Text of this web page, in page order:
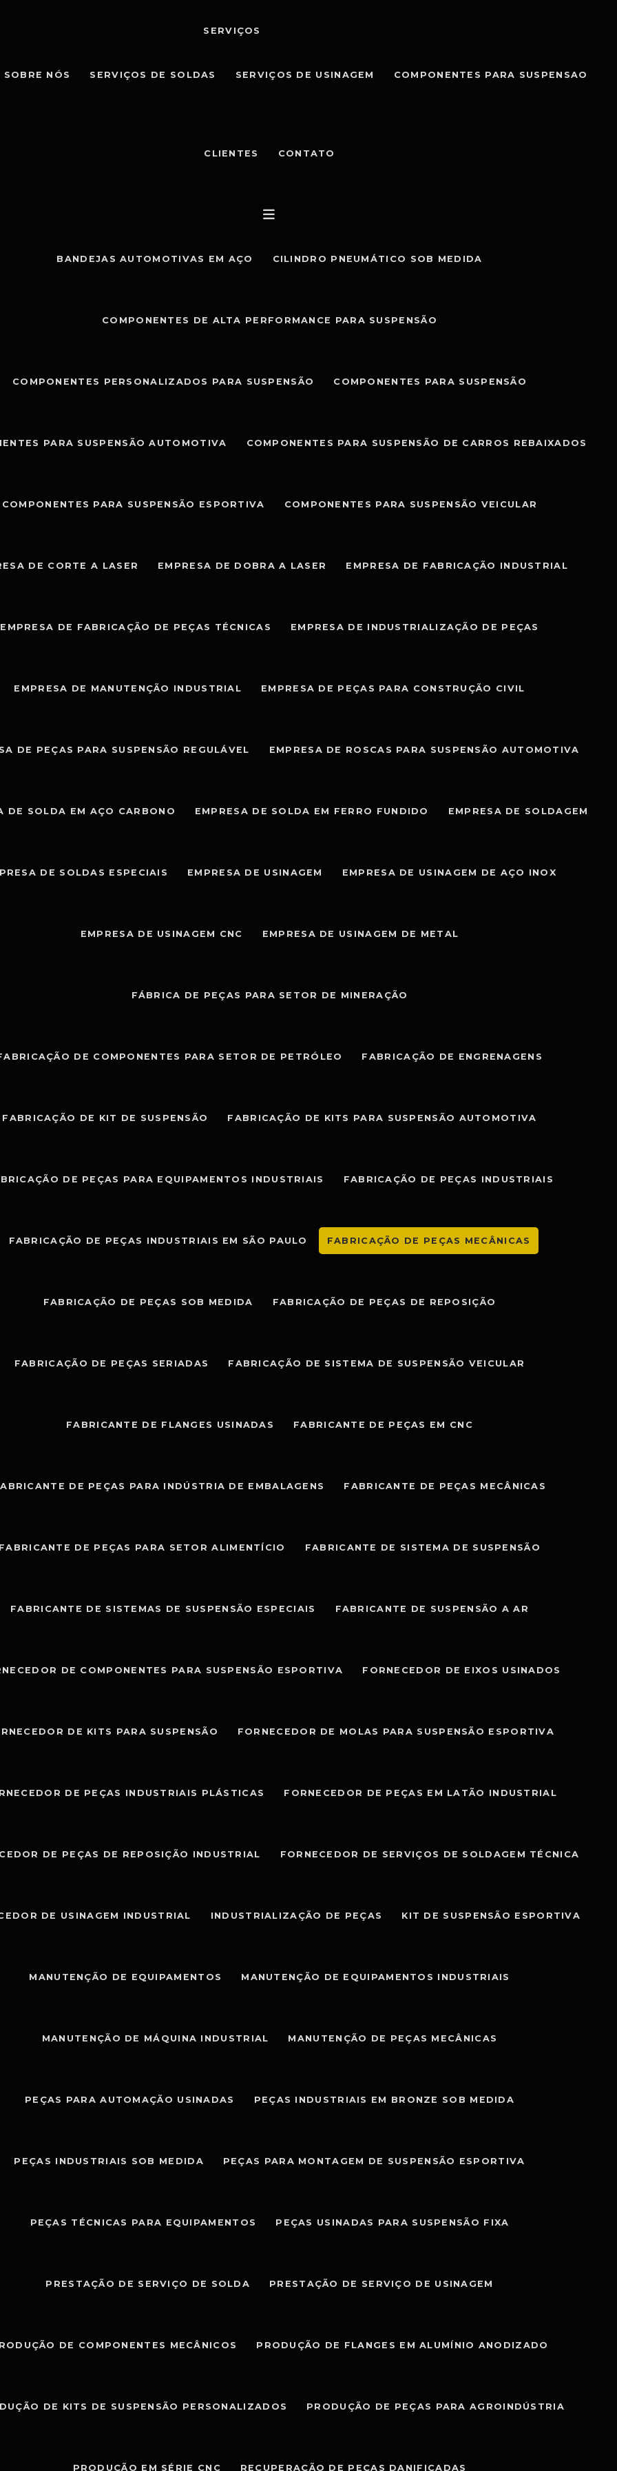
SOBRE NÓS
SERVIÇOS
SERVIÇOS DE SOLDAS SERVIÇOS DE USINAGEM COMPONENTES PARA SUSPENSAO
CLIENTES CONTATO
BANDEJAS AUTOMOTIVAS EM AÇO CILINDRO PNEUMÁTICO SOB MEDIDA
COMPONENTES DE ALTA PERFORMANCE PARA SUSPENSÃO
COMPONENTES PERSONALIZADOS PARA SUSPENSÃO COMPONENTES PARA SUSPENSÃO
PARA SUSPENSÃO AUTOMOTIVA COMPONENTES PARA SUSPENSÃO DE CARROS REBAIXADOS
COMPONENTES PARA SUSPENSÃO ESPORTIVA COMPONENTES PARA SUSPENSÃO VEICULAR
DE CORTE A LASER EMPRESA DE DOBRA A LASER EMPRESA DE FABRICAÇÃO INDUSTRIAL
EMPRESA DE FABRICAÇÃO DE PEÇAS TÉCNICAS EMPRESA DE INDUSTRIALIZAÇÃO DE PEÇAS
EMPRESA DE MANUTENÇÃO INDUSTRIAL EMPRESA DE PEÇAS PARA CONSTRUÇÃO CIVIL
DE PEÇAS PARA SUSPENSÃO REGULÁVEL EMPRESA DE ROSCAS PARA SUSPENSÃO AUTOMOTIVA
DE SOLDA EM AÇO CARBONO EMPRESA DE SOLDA EM FERRO FUNDIDO EMPRESA DE SOLDAGEM
DE SOLDAS ESPECIAIS EMPRESA DE USINAGEM EMPRESA DE USINAGEM DE AÇO INOX
EMPRESA DE USINAGEM CNC EMPRESA DE USINAGEM DE METAL
FÁBRICA DE PEÇAS PARA SETOR DE MINERAÇÃO
DE COMPONENTES PARA SETOR DE PETRÓLEO FABRICAÇÃO DE ENGRENAGENS
FABRICAÇÃO DE KIT DE SUSPENSÃO FABRICAÇÃO DE KITS PARA SUSPENSÃO AUTOMOTIVA
DE PEÇAS PARA EQUIPAMENTOS INDUSTRIAIS FABRICAÇÃO DE PEÇAS INDUSTRIAIS
FABRICAÇÃO DE PEÇAS INDUSTRIAIS EM SÃO PAULO FABRICAÇÃO DE PEÇAS MECÂNICAS
FABRICAÇÃO DE PEÇAS SOB MEDIDA FABRICAÇÃO DE PEÇAS DE REPOSIÇÃO
FABRICAÇÃO DE PEÇAS SERIADAS FABRICAÇÃO DE SISTEMA DE SUSPENSÃO VEICULAR
FABRICANTE DE FLANGES USINADAS FABRICANTE DE PEÇAS EM CNC
DE PEÇAS PARA INDÚSTRIA DE EMBALAGENS FABRICANTE DE PEÇAS MECÂNICAS
DE PEÇAS PARA SETOR ALIMENTÍCIO FABRICANTE DE SISTEMA DE SUSPENSÃO
FABRICANTE DE SISTEMAS DE SUSPENSÃO ESPECIAIS FABRICANTE DE SUSPENSÃO A AR
DE COMPONENTES PARA SUSPENSÃO ESPORTIVA FORNECEDOR DE EIXOS USINADOS
DE KITS PARA SUSPENSÃO FORNECEDOR DE MOLAS PARA SUSPENSÃO ESPORTIVA
DE PEÇAS INDUSTRIAIS PLÁSTICAS FORNECEDOR DE PEÇAS EM LATÃO INDUSTRIAL
DE PEÇAS DE REPOSIÇÃO INDUSTRIAL FORNECEDOR DE SERVIÇOS DE SOLDAGEM TÉCNICA
DE USINAGEM INDUSTRIAL INDUSTRIALIZAÇÃO DE PEÇAS KIT DE SUSPENSÃO ESPORTIVA
MANUTENÇÃO DE EQUIPAMENTOS MANUTENÇÃO DE EQUIPAMENTOS INDUSTRIAIS
MANUTENÇÃO DE MÁQUINA INDUSTRIAL MANUTENÇÃO DE PEÇAS MECÂNICAS
PEÇAS PARA AUTOMAÇÃO USINADAS PEÇAS INDUSTRIAIS EM BRONZE SOB MEDIDA
PEÇAS INDUSTRIAIS SOB MEDIDA PEÇAS PARA MONTAGEM DE SUSPENSÃO ESPORTIVA
PEÇAS TÉCNICAS PARA EQUIPAMENTOS PEÇAS USINADAS PARA SUSPENSÃO FIXA
PRESTAÇÃO DE SERVIÇO DE SOLDA PRESTAÇÃO DE SERVIÇO DE USINAGEM
DE COMPONENTES MECÂNICOS PRODUÇÃO DE FLANGES EM ALUMÍNIO ANODIZADO
DE KITS DE SUSPENSÃO PERSONALIZADOS PRODUÇÃO DE PEÇAS PARA AGROINDÚSTRIA
PRODUÇÃO EM SÉRIE CNC RECUPERAÇÃO DE PEÇAS DANIFICADAS